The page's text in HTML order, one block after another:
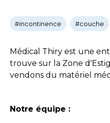
#incontinence #couche
Médical Thiry est une
trouve sur la Zone
vendons du matériel
Notre équipe :